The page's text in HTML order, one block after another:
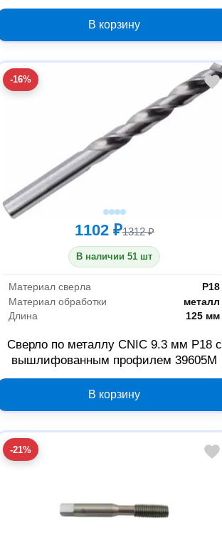
В корзину
-16%
1102 ₽1312 ₽
В наличии 51 шт
Материал сверла
Р18
Материал обработки
металл
Длина
125 мм
Сверло по металлу CNIC 9.3 мм Р18 с
вышлифованным профилем 39605М
В корзину
-21%